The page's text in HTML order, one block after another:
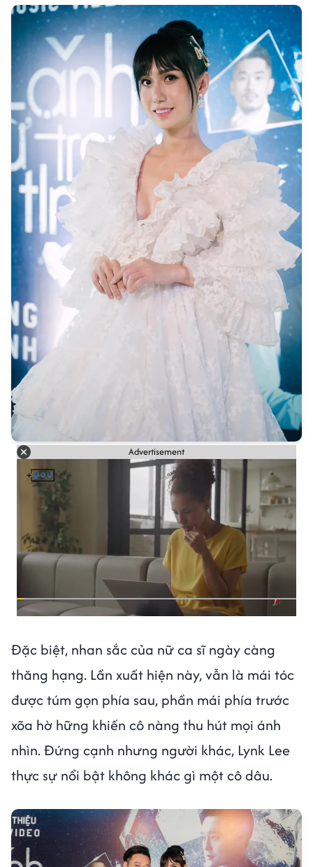
Advertisement
Đặc biệt, nhan sắc của nữ ca sĩ ngày càng
thăng hạng. Lần xuất hiện này, vẫn là mái tóc
được túm gọn phía sau, phần mái phía trước
xõa hờ hững khiến cô nàng thu hút mọi ánh
nhìn. Đứng cạnh nhưng người khác, Lynk Lee
thực sự nổi bật không khác gì một cô dâu.